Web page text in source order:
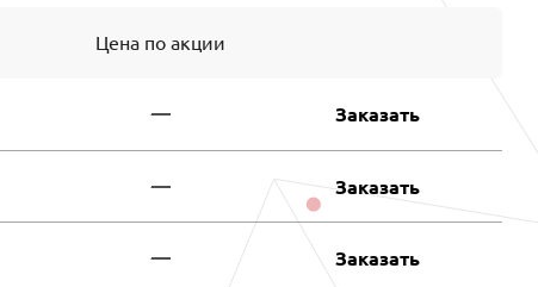
Цена по акции
— Заказать
— Заказать
— Заказать